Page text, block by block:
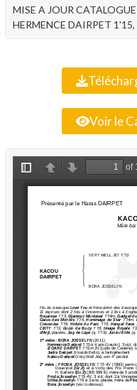
MISE A JOUR
HERMENCE DAIRPET
Voir le